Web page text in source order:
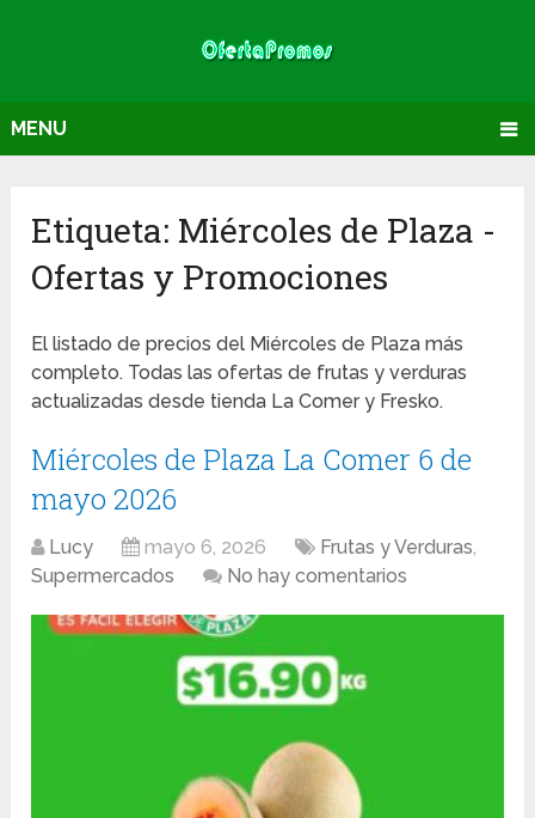
MENU
Etiqueta: Miércoles de Plaza -
Ofertas y Promociones
El listado de precios del Miércoles de Plaza más
completo. Todas las ofertas de frutas y verduras
actualizadas desde tienda La Comer y Fresko.
Miércoles de Plaza La Comer 6 de
mayo 2026
Lucy mayo 6, 2026 Frutas y Verduras,
Supermercados
No hay comentarios